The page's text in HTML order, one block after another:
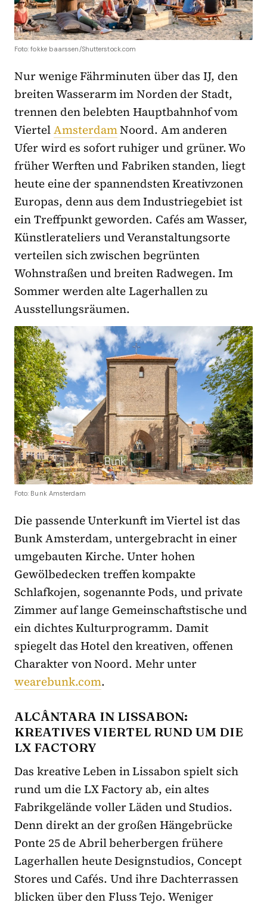
Foto: fokke baarssen/Shutterstock.com
Nur wenige Fährminuten über das IJ, den
breiten Wasserarm im Norden der Stadt,
trennen den belebten Hauptbahnhof vom
ViertelAmsterdamNoord. Am anderen
Ufer wird es sofort ruhiger und grüner. Wo
früher Werften und Fabriken standen, liegt
heute eine der spannendsten Kreativzonen
Europas, denn aus dem Industriegebiet ist
ein Treffpunkt geworden. Cafés am Wasser,
Künstlerateliers und Veranstaltungsorte
verteilen sich zwischen begrünten
Wohnstraßen und breiten Radwegen. Im
Sommer werden alte Lagerhallen zu
Ausstellungsräumen.
Foto: Bunk Amsterdam
Die passende Unterkunft im Viertel ist das
Bunk Amsterdam, untergebracht in einer
umgebauten Kirche. Unter hohen
Gewölbedecken treffen kompakte
Schlafkojen, sogenannte Pods, und private
Zimmer auf lange Gemeinschaftstische und
ein dichtes Kulturprogramm. Damit
spiegelt das Hotel den kreativen, offenen
Charakter von Noord. Mehr unter
wearebunk.com.
ALCÂNTARA IN LISSABON:
KREATIVES VIERTEL RUND UM DIE
LX FACTORY
Das kreative Leben in Lissabon spielt sich
rund um die LX Factory ab, ein altes
Fabrikgelände voller Läden und Studios.
Denn direkt an der großen Hängebrücke
Ponte 25 de Abril beherbergen frühere
Lagerhallen heute Designstudios, Concept
Stores und Cafés. Und ihre Dachterrassen
blicken über den Fluss Tejo. Weniger